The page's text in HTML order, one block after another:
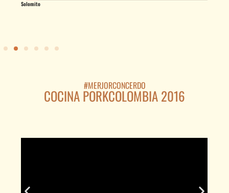
Solomito
#MERJORCONCERDO
COCINA PORKCOLOMBIA 2016